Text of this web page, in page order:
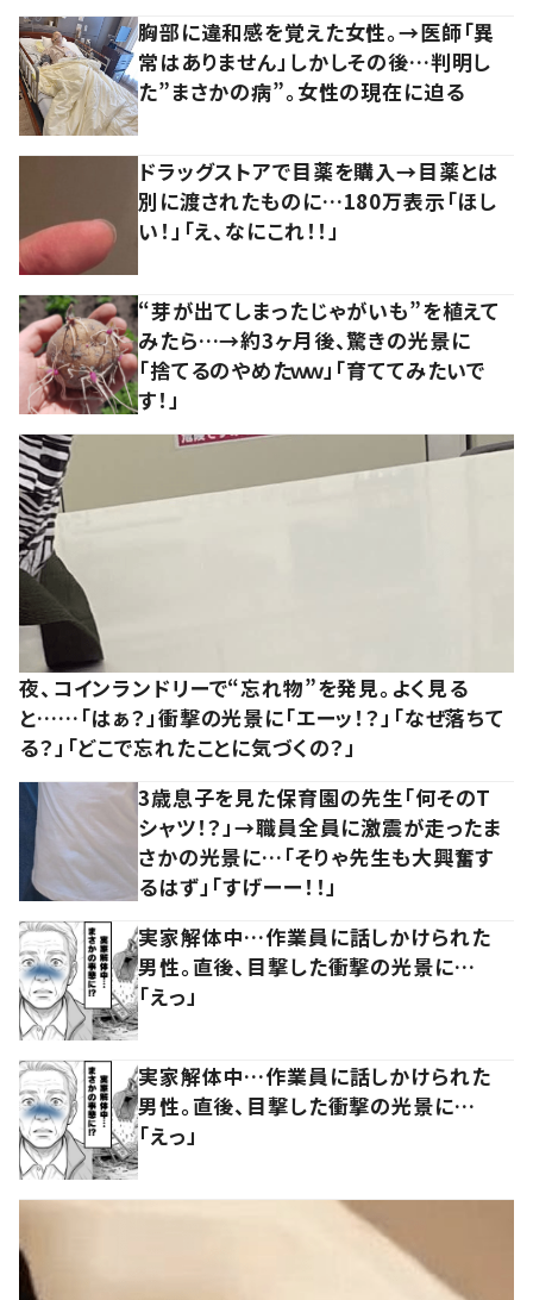
胸部に違和感を覚えた女性。→医師「異
常はありません」しかしその後…判明し
た”まさかの病”。女性の現在に迫る
ドラッグストアで目薬を購入→目薬とは
別に渡されたものに…180万表示「ほし
い！」「え、なにこれ！！」
“芽が出てしまったじゃがいも”を植えて
みたら…→約3ヶ月後、驚きの光景に
「捨てるのやめたｗｗ」「育ててみたいで
す！」
夜、コインランドリーで“忘れ物”を発見。よく見る
と……「はぁ？」衝撃の光景に「エーッ！？」「なぜ落ちて
る？」「どこで忘れたことに気づくの？」
3歳息子を見た保育園の先生「何そのT
シャツ！？」→職員全員に激震が走ったま
さかの光景に…「そりゃ先生も大興奮す
るはず」「すげーー！！」
実家解体中…作業員に話しかけられた
男性。直後、目撃した衝撃の光景に…
「えっ」
実家解体中…作業員に話しかけられた
男性。直後、目撃した衝撃の光景に…
「えっ」